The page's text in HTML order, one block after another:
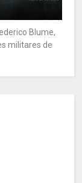
Blume,
militares de